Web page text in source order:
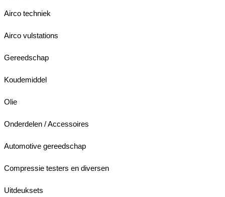
Airco techniek
Airco vulstations
Gereedschap
Koudemiddel
Olie
Onderdelen / Accessoires
Automotive gereedschap
Compressie testers en diversen
Uitdeuksets